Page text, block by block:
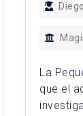
La
que el